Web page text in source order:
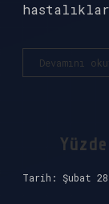
Devamını
Tarih: Şubat